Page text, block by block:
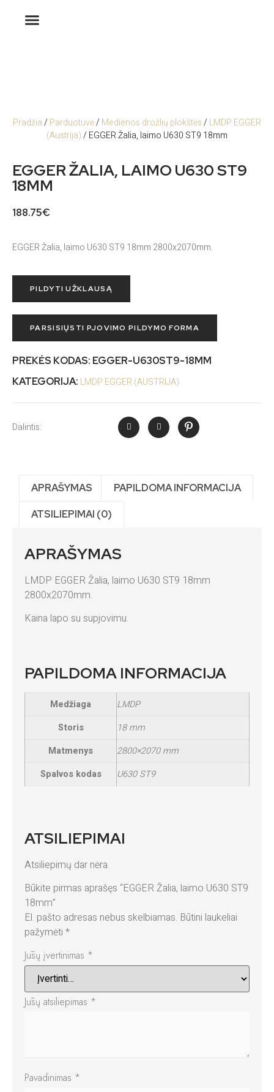
Pradžia/ Parduotuvė/ Medienos drožlių plokštės/ LMDP EGGER
(Austrija)/ EGGER Žalia, laimo U630 ST9 18mm
EGGER ŽALIA, LAIMO U630 ST9
18MM
188.75€
EGGER Žalia, laimo U630 ST9 18mm 2800x2070mm.
PILDYTI UŽKLAUSĄ
PARSISIŲSTI PJOVIMO PILDYMO FORMA
PREKĖS KODAS: EGGER-U630ST9-18MM
KATEGORIJA: LMDP EGGER (AUSTRIJA)
Dalintis:
APRAŠYMAS PAPILDOMA INFORMACIJA
ATSILIEPIMAI (0)
APRAŠYMAS
LMDP EGGER Žalia, laimo U630 ST9 18mm
2800x2070mm.
Kaina lapo su supjovimu.
PAPILDOMA INFORMACIJA
Medžiaga
LMDP
Storis
18 mm
Matmenys
2800×2070 mm
Spalvos kodas
U630 ST9
ATSILIEPIMAI
Atsiliepimų dar nėra.
Būkite pirmas aprašęs “EGGER Žalia, laimo U630 ST9
18mm”
El. pašto adresas nebus skelbiamas. Būtini laukeliai
pažymėti *
Jūsų įvertinimas *
Jūsų atsiliepimas *
Pavadinimas *